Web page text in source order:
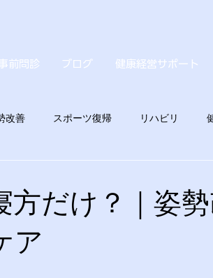
前問診 ブログ 健康経営サポート
改善 スポーツ復帰 リハビリ
方だけ？｜姿
ア